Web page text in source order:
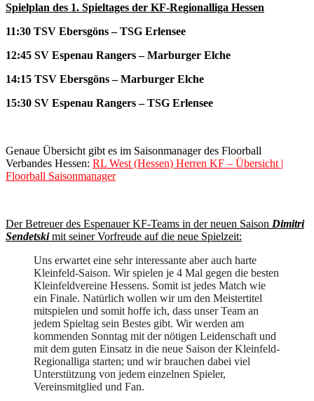
Spielplan des 1. Spieltages der KF-Regionalliga Hessen
11:30 TSV Ebersgöns – TSG Erlensee
12:45 SV Espenau Rangers – Marburger Elche
14:15 TSV Ebersgöns – Marburger Elche
15:30 SV Espenau Rangers – TSG Erlensee
Genaue Übersicht gibt es im Saisonmanager des Floorball
Verbandes Hessen: RL West (Hessen) Herren KF – Übersicht |
Floorball Saisonmanager
Der Betreuer des Espenauer KF-Teams in der neuen Saison Dimitri
Sendetskimit seiner Vorfreude auf die neue Spielzeit:
Uns erwartet eine sehr interessante aber auch harte
Kleinfeld-Saison. Wir spielen je 4 Mal gegen die besten
Kleinfeldvereine Hessens. Somit ist jedes Match wie
ein Finale. Natürlich wollen wir um den Meistertitel
mitspielen und somit hoffe ich, dass unser Team an
jedem Spieltag sein Bestes gibt. Wir werden am
kommenden Sonntag mit der nötigen Leidenschaft und
mit dem guten Einsatz in die neue Saison der Kleinfeld-
Regionalliga starten; und wir brauchen dabei viel
Unterstützung von jedem einzelnen Spieler,
Vereinsmitglied und Fan.